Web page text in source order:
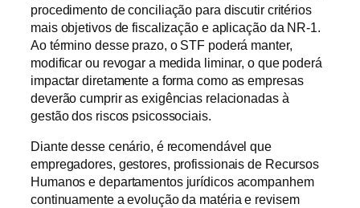
procedimento de conciliação para discutir critérios
mais objetivos de fiscalização e aplicação da NR-1.
Ao término desse prazo, o STF poderá manter,
modificar ou revogar a medida liminar, o que poderá
impactar diretamente a forma como as empresas
deverão cumprir as exigências relacionadas à
gestão dos riscos psicossociais.
Diante desse cenário, é recomendável que
empregadores, gestores, profissionais de Recursos
Humanos e departamentos jurídicos acompanhem
continuamente a evolução da matéria e revisem